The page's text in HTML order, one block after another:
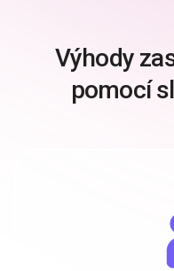
Výhody
pomocí